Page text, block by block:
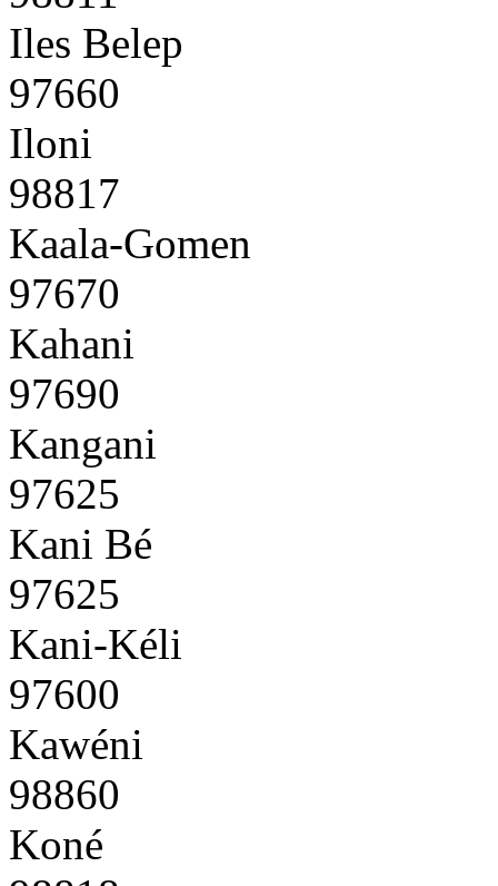
Iles Belep
97660
Iloni
98817
Kaala-Gomen
97670
Kahani
97690
Kangani
97625
Kani Bé
97625
Kani-Kéli
97600
Kawéni
98860
Koné